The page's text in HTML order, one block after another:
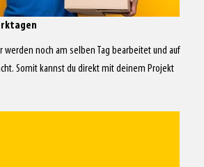
werden noch am selben Tag bearbeitet und auf
Somit kannst du direkt mit deinem Projekt